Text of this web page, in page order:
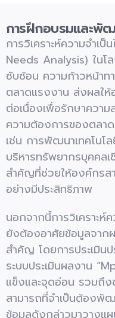
การฝึกอบรมและพั
การวิเคราะห์ความจำเ
Needs Analysis) ในโ
ซับซ้อน ความก้าวหน้าท
ตลาดแรงงาน ส่งผลใ
ต่อเนื่องเพื่อรักษาความ
ความต้องการของตลา
เช่น การพัฒนาเทคโนโ
บริหารทรัพยากรบุคคล
สำคัญที่ช่วยให้องค์กรส
อย่างมีประสิทธิภาพ
นอกจากนี้การวิเคราะ
ยังต้องอาศัยข้อมูลจาก
สำคัญ โดยการประเมิน
ระบบประเมินผลงาน
แข็งและจุดอ่อน รวมถึ
สามารถที่จำเป็นต้องพั